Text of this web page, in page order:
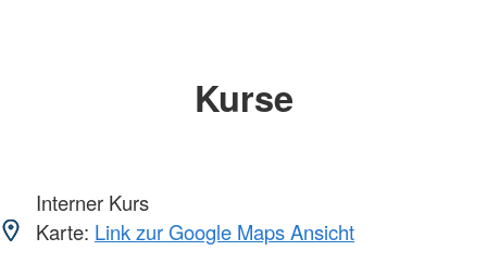
Kurse
Interner Kurs
Karte: Link zur Google Maps Ansicht